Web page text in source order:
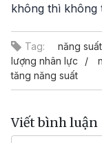
không thì không
Tag: năng
lượng nhân lực
tăng năng suất
Viết bình luận